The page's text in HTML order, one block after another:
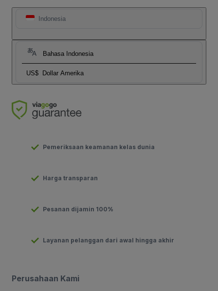
Indonesia
Bahasa Indonesia
US$ Dollar Amerika
Pemeriksaan keamanan kelas dunia
Harga transparan
Pesanan dijamin 100%
Layanan pelanggan dari awal hingga akhir
Perusahaan Kami